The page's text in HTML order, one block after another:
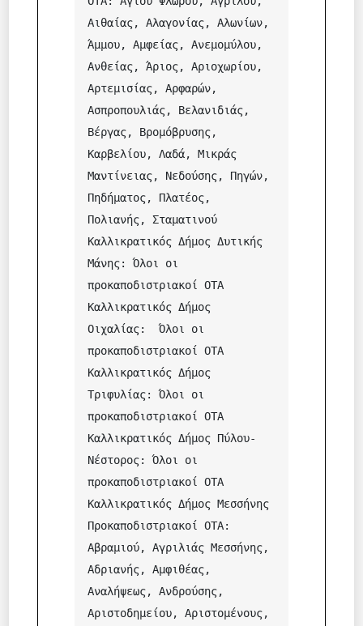
Αιθαίας, Αλαγονίας, Αλωνίων,
Άμμου, Αμφείας, Ανεμομύλου,
Ανθείας, Άριος, Αριοχωρίου,
Αρτεμισίας, Αρφαρών,
Ασπροπουλιάς, Βελανιδιάς,
Βέργας, Βρομόβρυσης,
Καρβελίου, Λαδά, Μικράς
Μαντίνειας, Νεδούσης, Πηγών,
Πηδήματος, Πλατέος,
Πολιανής, Σταματινού
Καλλικρατικός Δήμος Δυτικής
Μάνης: Όλοι οι
προκαποδιστριακοί ΟΤΑ
Καλλικρατικός Δήμος
Οιχαλίας:  Όλοι οι
προκαποδιστριακοί ΟΤΑ
Καλλικρατικός Δήμος
Τριφυλίας: Όλοι οι
προκαποδιστριακοί ΟΤΑ
Καλλικρατικός Δήμος Πύλου-
Νέστορος: Όλοι οι
προκαποδιστριακοί ΟΤΑ
Καλλικρατικός Δήμος Μεσσήνης
Προκαποδιστριακοί ΟΤΑ:
Αβραμιού, Αγριλιάς Μεσσήνης,
Αδριανής, Αμφιθέας,
Αναλήψεως, Ανδρούσης,
Αριστοδημείου, Αριστομένους,